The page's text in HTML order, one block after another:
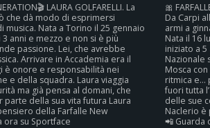
LAURA GOLFARELLI. La
che dà modo di esprimersi
Nata a Torino il 25 gennaio
anni e mezzo e non si è più
passione. Lei, che avrebbe
Arrivare in Accademia era il
è onore e responsabilità nei
e della squadra. Laura viaggia
ma già pensa al domani, che
parte della sua vita futura Laura
della Farfalle New
ora su Sportface
🎀
Da Carpi
armi a
Nata il 16
iniziato a
Nazionale
Mosca
ritmica e…
fuori tutta
delle sue
Naclerio è
📲 Guarda